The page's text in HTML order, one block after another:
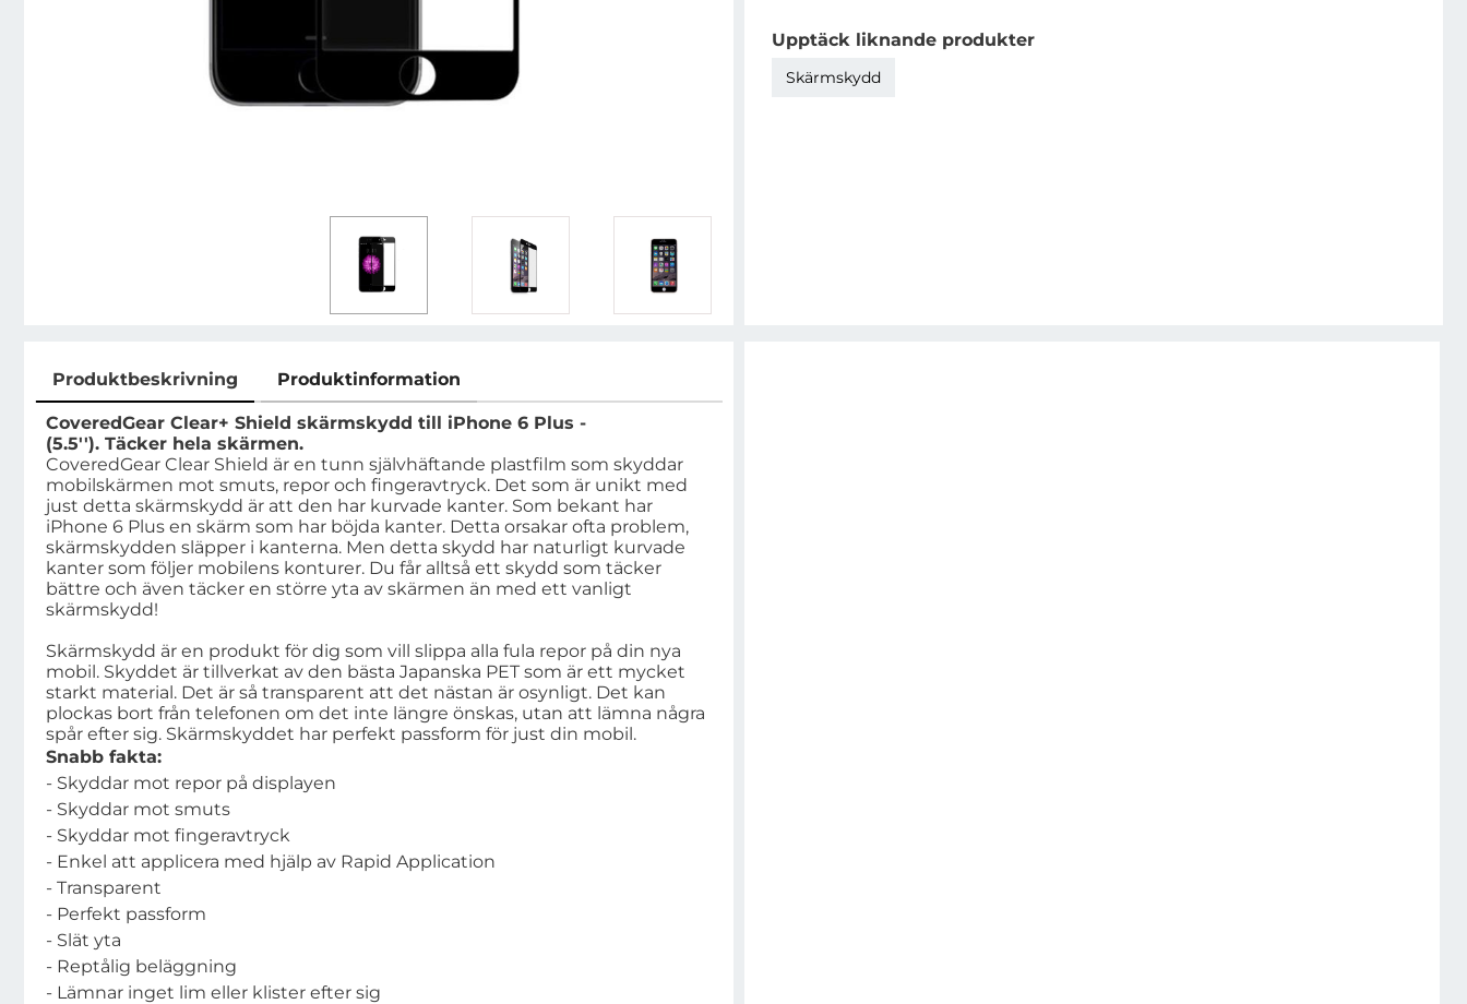
Upptäck liknande produkter
Skärmskydd
Produktbeskrivning Produktinformation
Produktbeskrivning
CoveredGear Clear+ Shield skärmskydd till iPhone 6 Plus -
(5.5''). Täcker hela skärmen.
CoveredGear Clear Shield är en tunn självhäftande plastfilm som skyddar
mobilskärmen mot smuts, repor och fingeravtryck. Det som är unikt med
just detta skärmskydd är att den har kurvade kanter. Som bekant har
iPhone 6 Plus en skärm som har böjda kanter. Detta orsakar ofta problem,
skärmskydden släpper i kanterna. Men detta skydd har naturligt kurvade
kanter som följer mobilens konturer. Du får alltså ett skydd som täcker
bättre och även täcker en större yta av skärmen än med ett vanligt
skärmskydd!
Skärmskydd är en produkt för dig som vill slippa alla fula repor på din nya
mobil. Skyddet är tillverkat av den bästa Japanska PET som är ett mycket
starkt material. Det är så transparent att det nästan är osynligt. Det kan
plockas bort från telefonen om det inte längre önskas, utan att lämna några
spår efter sig. Skärmskyddet har perfekt passform för just din mobil.
Snabb fakta:
- Skyddar mot repor på displayen
- Skyddar mot smuts
- Skyddar mot fingeravtryck
- Enkel att applicera med hjälp av Rapid Application
- Transparent
- Perfekt passform
- Slät yta
- Reptålig beläggning
- Lämnar inget lim eller klister efter sig